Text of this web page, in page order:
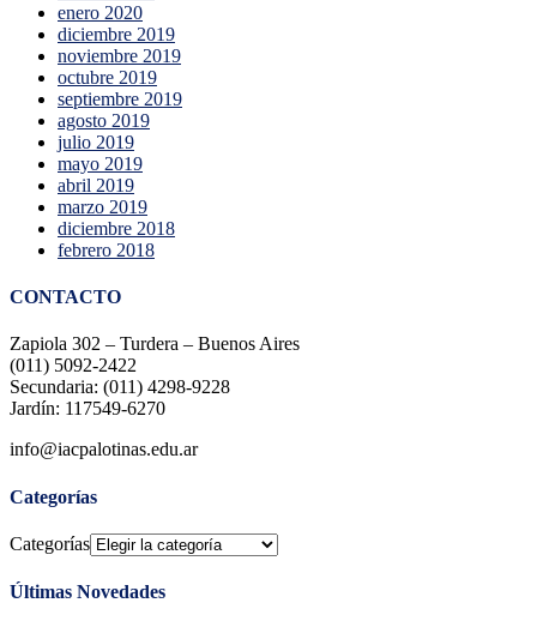
enero 2020
diciembre 2019
noviembre 2019
octubre 2019
septiembre 2019
agosto 2019
julio 2019
mayo 2019
abril 2019
marzo 2019
diciembre 2018
febrero 2018
CONTACTO
Zapiola 302 – Turdera – Buenos Aires
(011) 5092-2422
Secundaria: (011) 4298-9228
Jardín: 117549-6270
info@iacpalotinas.edu.ar
Categorías
Categorías
Últimas Novedades